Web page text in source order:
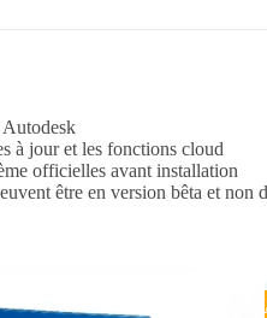
à jour et les fonctions cloud
officielles avant installation
être en version bêta et non